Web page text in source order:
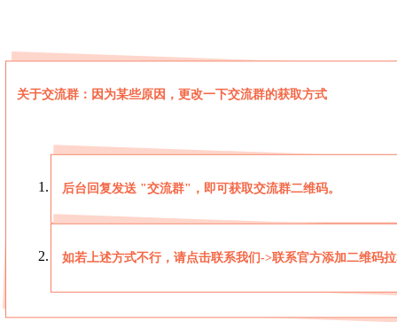
关于交流群：因为某些原因，更改一下交流群的获取方式
后台回复发送 "交流群"，即可获取交流群二维码。
如若上述方式不行，请点击联系我们->联系官方添加二维码